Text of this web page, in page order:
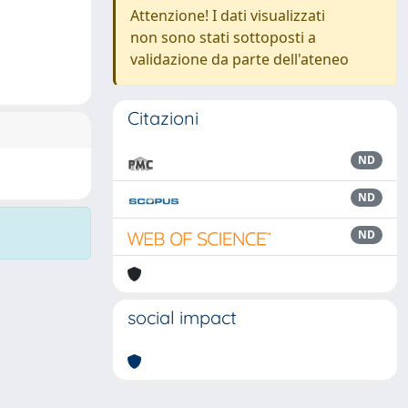
Attenzione! I dati visualizzati
non sono stati sottoposti a
validazione da parte dell'ateneo
Citazioni
ND
ND
ND
social impact